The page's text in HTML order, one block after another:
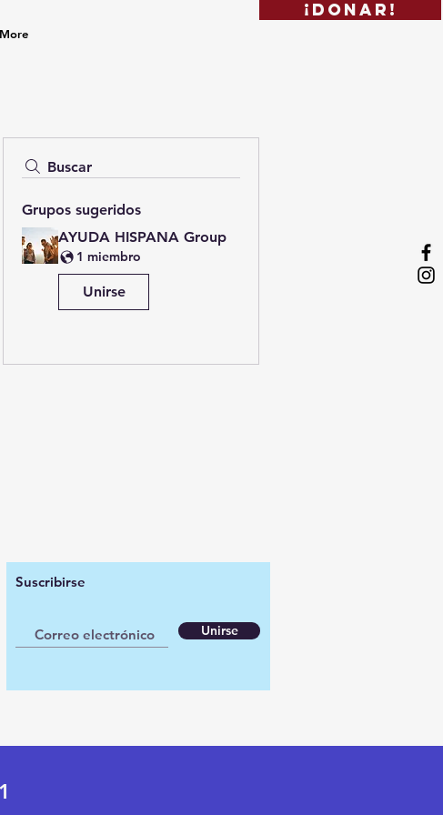
¡DONAR!
More
Buscar
Grupos sugeridos
AYUDA HISPANA Group
1 miembro
Unirse
Suscribirse
Unirse